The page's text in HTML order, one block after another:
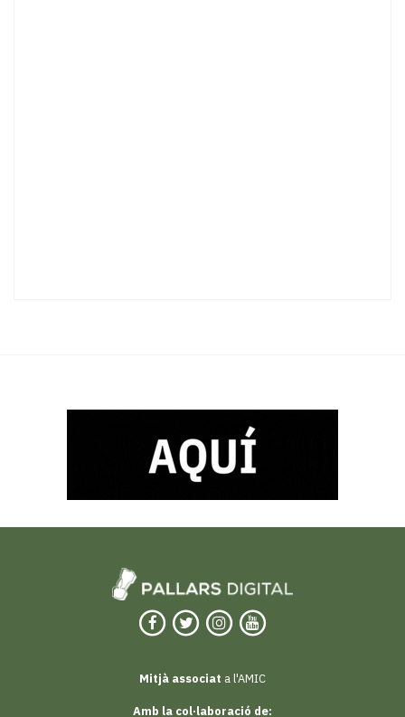
Mitjà associat a l'AMIC
Amb la col·laboració de: